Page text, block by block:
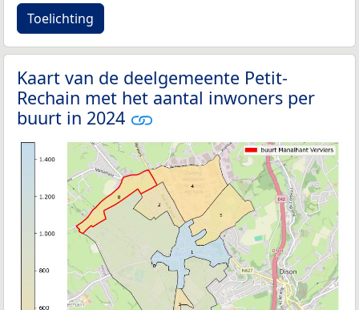
Toelichting
Kaart van de deelgemeente Petit-
Rechain met het aantal inwoners per
buurt in 2024